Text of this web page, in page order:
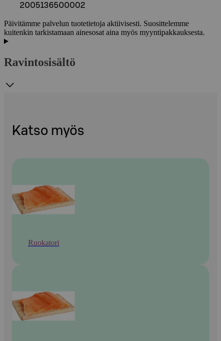
2005136500002
Päivitämme palvelun tuotetietoja aktiivisesti. Suosittelemme
kuitenkin tarkistamaan ainesosat aina myös myyntipakkauksesta.
Ravintosisältö
Katso myös
Ruokatori